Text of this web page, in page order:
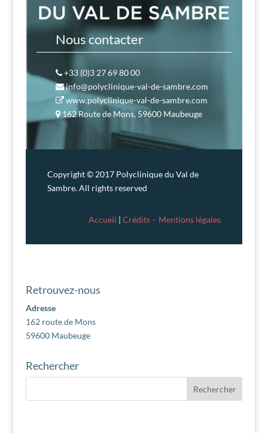
Nous contacter
+33 (0)3 27 69 80 00
info@polyclinique-val-de-sambre.com
www.polyclinique-val-de-sambre.com
162 Route de Mons, 59600 Maubeuge
Copyright © 2017 Polyclinique du Val de
Sambre. All rights reserved
Accueil |Crédits – Mentions légales
Retrouvez-nous
Adresse
162 route de Mons
59600 Maubeuge
Rechercher